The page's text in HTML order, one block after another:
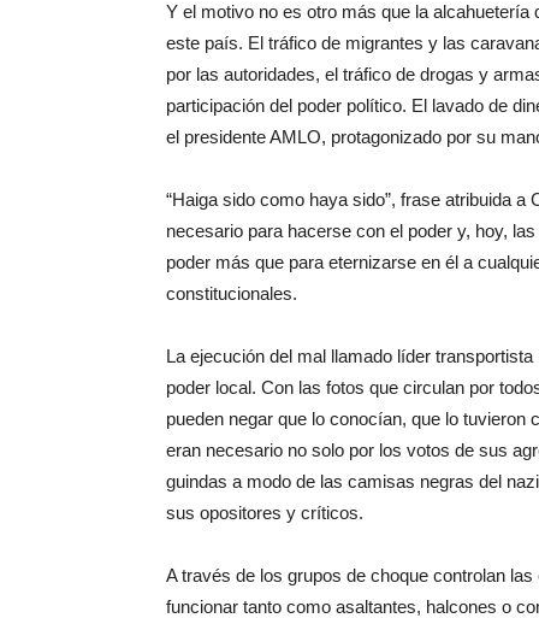
Y el motivo no es otro más que la
este país. El tráfico de migrantes y las
por las autoridades, el tráfico de drogas y
participación del poder político. El lavado de
el presidente AMLO, protagonizado por su
“Haiga sido como haya sido”, frase atribuida
necesario para hacerse con el poder y, hoy,
poder más que para eternizarse en él a
constitucionales.
La ejecución del mal llamado líder
poder local. Con las fotos que circulan por
pueden negar que lo conocían, que lo
eran necesario no solo por los votos de sus
guindas a modo de las camisas negras del
sus opositores y críticos.
A través de los grupos de choque controlan
funcionar tanto como asaltantes, halcones o